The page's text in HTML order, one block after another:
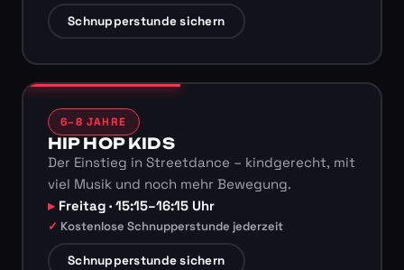
Schnupperstunde sichern
6–8 JAHRE
HIP HOP KIDS
Der Einstieg in Streetdance – kindgerecht, mit
viel Musik und noch mehr Bewegung.
Freitag · 15:15–16:15 Uhr
Kostenlose Schnupperstunde jederzeit
Schnupperstunde sichern